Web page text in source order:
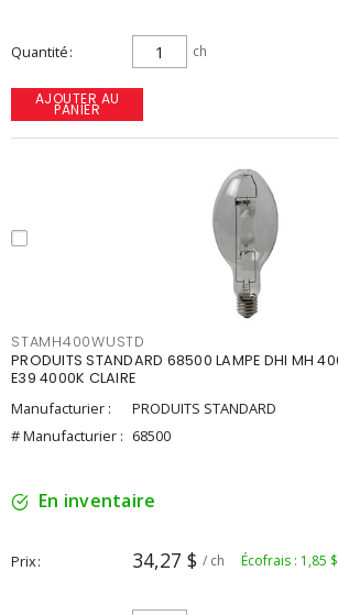
Quantité ch
AJOUTER AU
PANIER
STAMH400WUSTD
PRODUITS STANDARD 68500 LAMPE DHI MH
E39 4000K CLAIRE
Manufacturier :
PRODUITS STANDARD
# Manufacturier : 68500
En inventaire
Prix 34,27 $ / ch Écofrais : 1,85 $